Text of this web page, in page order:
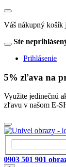
Váš nákupný košík
Ste
Prihlásenie
5% zľava na
Využite jedinečnú
zľavu v našom E-
0903 501 901